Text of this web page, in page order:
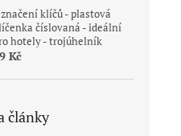
klíčů - plastová
číslovaná - ideální
hotely - trojúhelník
Kč
články